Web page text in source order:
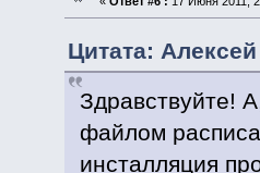
Цитата:
Здравствуйте!
файлом
инсталляция